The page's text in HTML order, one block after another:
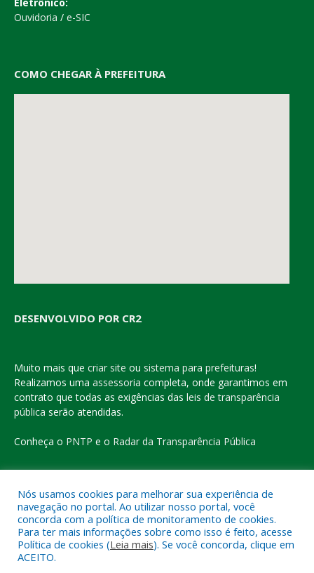
Ouvidoria / e-SIC
COMO CHEGAR À PREFEITURA
DESENVOLVIDO POR CR2
Muito mais que criar site ou sistema para prefeituras!
Realizamos uma assessoria completa, onde garantimos em
contrato que todas as exigências das leis de transparência
pública serão atendidas.
Conheça o PNTP e o Radar da Transparência Pública
Todos os direitos reservados a Prefeitura Municipal de Eldorado
do Carajás
Mapa do Site
Nós usamos cookies para melhorar sua experiência de
navegação no portal. Ao utilizar nosso portal, você
concorda com a política de monitoramento de cookies.
Para ter mais informações sobre como isso é feito, acesse
Política de cookies (Leia mais). Se você concorda, clique em
ACEITO.